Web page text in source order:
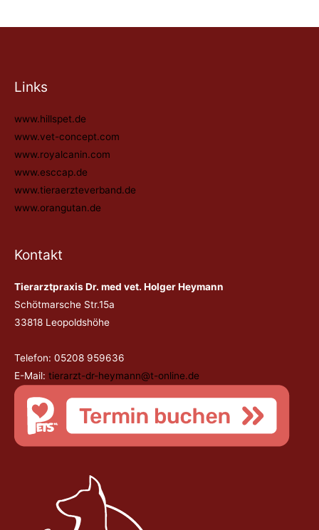
Links
www.hillspet.de
www.vet-concept.com
www.royalcanin.com
www.esccap.de
www.tieraerzteverband.de
www.orangutan.de
Kontakt
Tierarztpraxis Dr. med vet. Holger Heymann
Schötmarsche Str.15a
33818 Leopoldshöhe
Telefon: 05208 959636
E-Mail: tierarzt-dr-heymann@t-online.de